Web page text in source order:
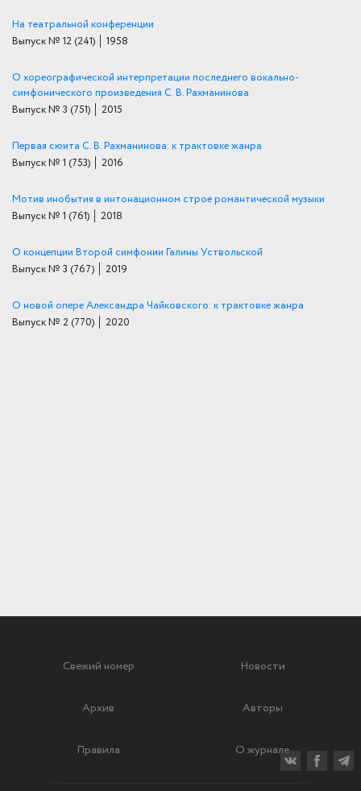
На театральной конференции
Выпуск № 12 (241) │ 1958
О хореографической интерпретации последнего вокально-
симфонического произведения С. В. Рахманинова
Выпуск № 3 (751) │ 2015
Первая сюита С. В. Рахманинова: к трактовке жанра
Выпуск № 1 (753) │ 2016
Мотив инобытия в интонационном строе романтической музыки
Выпуск № 1 (761) │ 2018
О концепции Второй симфонии Галины Уствольской
Выпуск № 3 (767) │ 2019
О новой опере Александра Чайковского: к трактовке жанра
Выпуск № 2 (770) │ 2020
Свежий номер Новости
Архив Авторы
Правила О журнале